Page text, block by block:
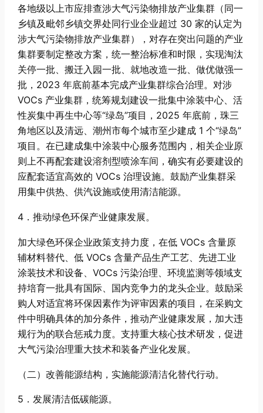
各地级以上市应排查涉大气污染物排放产业集群（同一
乡镇及毗邻乡镇交界处同行业企业超过 30 家的认定为
涉大气污染物排放产业集群），对存在突出问题的产业
集群要制定整改方案，统一整治标准和时限，实现淘汰
关停一批、搬迁入园一批、就地改造一批、做优做强一
批，2023 年底前基本完成产业集群综合治理。对涉
VOCs 产业集群，统筹规划建设一批集中涂装中心、活
性炭集中再生中心等“绿岛”项目，2025 年底前，珠三
角地区以及清远、潮州市每个城市至少建成 1 个“绿岛”
项目。在已建成集中涂装中心服务范围内，相关企业原
则上不再配套建设溶剂型喷涂车间，确实有必要建设的
应配套适宜高效的 VOCs 治理设施。鼓励产业集群采
用集中供热、供汽设施或使用清洁能源。
4．推动绿色环保产业健康发展。
加大绿色环保企业政策支持力度，在低 VOCs 含量原
辅材料替代、低 VOCs 含量产品生产工艺、先进工业
涂装技术和设备、VOCs 污染治理、环境监测等领域支
持培育一批具有国际、国内竞争力的龙头企业。鼓励采
购人对适宜将环保因素作为评审因素的项目，在采购文
件中明确具体的加分条件，推动产业健康发展，加大违
规行为的联合惩戒力度。支持重大核心技术研发，促进
大气污染治理重大技术和装备产业化发展。
（二）改善能源结构，实施能源清洁化替代行动。
5．发展清洁低碳能源。